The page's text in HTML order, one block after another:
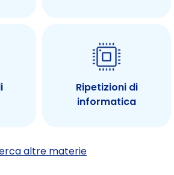
Ripetizioni di
informatica
altre materie